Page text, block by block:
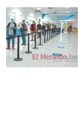
1
minute,
40
seconds